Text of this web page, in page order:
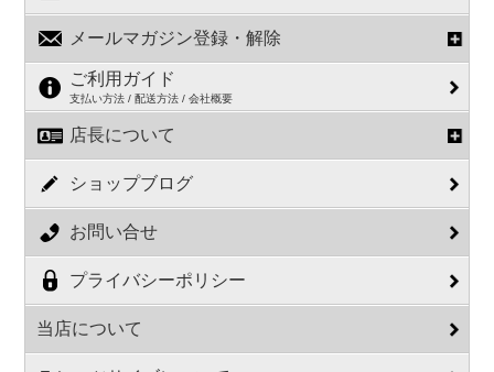
メールマガジン登録・解除
ご利用ガイド
支払い方法 / 配送方法 / 会社概要
店長について
ショップブログ
お問い合せ
プライバシーポリシー
当店について